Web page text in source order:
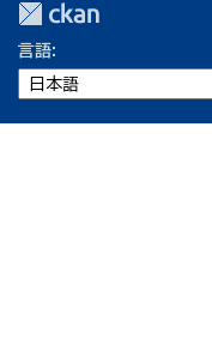
言語